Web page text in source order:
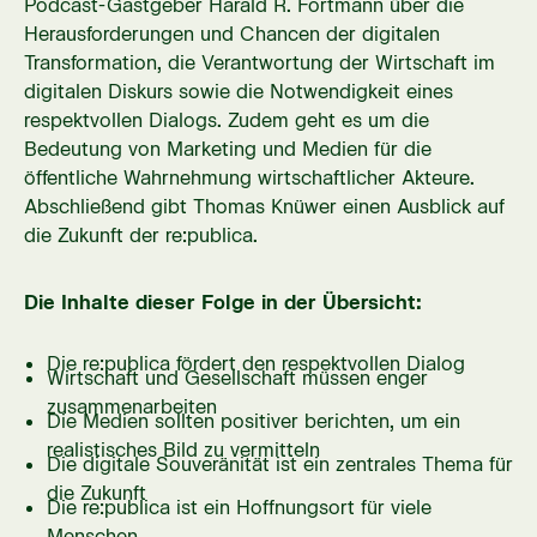
Podcast-Gastgeber Harald R. Fortmann über die
Herausforderungen und Chancen der digitalen
Transformation, die Verantwortung der Wirtschaft im
digitalen Diskurs sowie die Notwendigkeit eines
respektvollen Dialogs. Zudem geht es um die
Bedeutung von Marketing und Medien für die
öffentliche Wahrnehmung wirtschaftlicher Akteure.
Abschließend gibt Thomas Knüwer einen Ausblick auf
die Zukunft der re:publica.
Die Inhalte dieser Folge in der Übersicht:
Die re:publica fördert den respektvollen Dialog
Wirtschaft und Gesellschaft müssen enger
zusammenarbeiten
Die Medien sollten positiver berichten, um ein
realistisches Bild zu vermitteln
Die digitale Souveränität ist ein zentrales Thema für
die Zukunft
Die re:publica ist ein Hoffnungsort für viele